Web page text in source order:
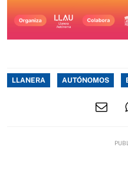
LLANERA AUTÓNOMOS